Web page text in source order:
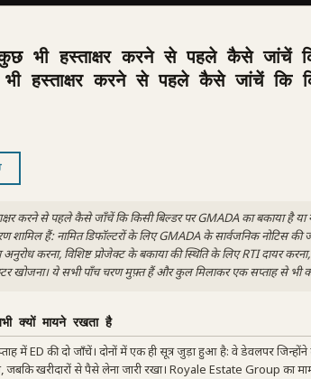
भी हस्ताक्षर करने से पहले कैसे जांचें
हस्ताक्षर करने से पहले कैसे जांचें कि
करने से पहले कैसे जाँचें कि किसी बिल्डर पर GMADA का बकाया है या
हैं: नामित डिफॉल्टरों के लिए GMADA के सार्वजनिक नोटिस
करना, विशिष्ट प्रोजेक्ट के बकाया की स्थिति के लिए RTI दायर
खोजना। ये सभी पाँच चरण मुफ़्त हैं और कुल मिलाकर एक सप्ताह से
क्यों मायने रखता है
में ED की दो जाँचें। दोनों में एक ही सूत्र जुड़ा हुआ है: वे डेवलपर
जबकि खरीदारों से पैसे लेना जारी रखा। Royale Estate Group का